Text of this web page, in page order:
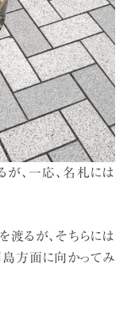
が、一応、名札には
渡るが、そちらには
方面に向かってみ